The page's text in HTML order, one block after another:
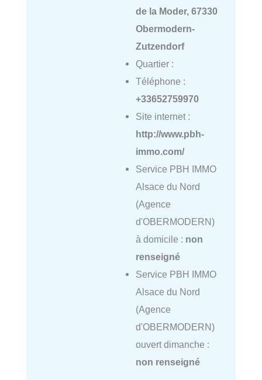
de la Moder, 67330
Obermodern-
Zutzendorf
Quartier :
Téléphone :
+33652759970
Site internet :
http://www.pbh-
immo.com/
Service PBH IMMO
Alsace du Nord
(Agence
d'OBERMODERN)
à domicile : non
renseigné
Service PBH IMMO
Alsace du Nord
(Agence
d'OBERMODERN)
ouvert dimanche :
non renseigné